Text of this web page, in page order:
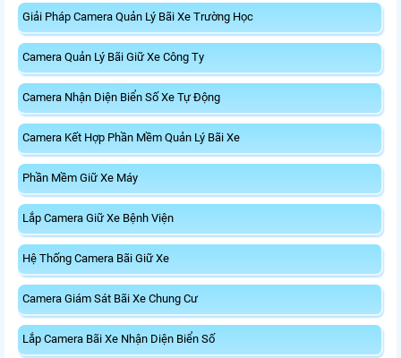
Giải Pháp Camera Quản Lý Bãi Xe Trường Học
Camera Quản Lý Bãi Giữ Xe Công Ty
Camera Nhận Diện Biển Số Xe Tự Động
Camera Kết Hợp Phần Mềm Quản Lý Bãi Xe
Phần Mềm Giữ Xe Máy
Lắp Camera Giữ Xe Bệnh Viện
Hệ Thống Camera Bãi Giữ Xe
Camera Giám Sát Bãi Xe Chung Cư
Lắp Camera Bãi Xe Nhận Diện Biển Số